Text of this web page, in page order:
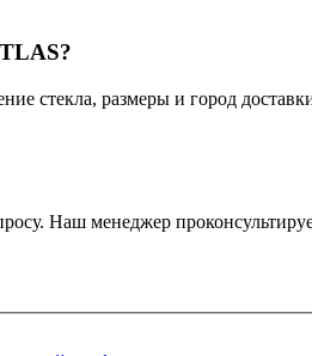
стекла, размеры и город
Наш менеджер